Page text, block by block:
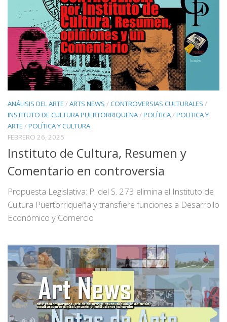
ANÁLISIS DEL ARTE /ARTS NEWS /CONTROVERSIAS CULTURALES /
INSTITUTO DE CULTURA PUERTORRIQUENA/POLÍTICA/POLITICA Y
ARTE /POLÍTICA Y CULTURA
FEBRERO 26, 2025
Instituto de Cultura, Resumen y
Comentario en controversia
Propuesta Legislativa: P. del S. 273 elimina el Instituto de
Cultura Puertorriqueña y transfiere funciones a Desarrollo
Económico y Comercio